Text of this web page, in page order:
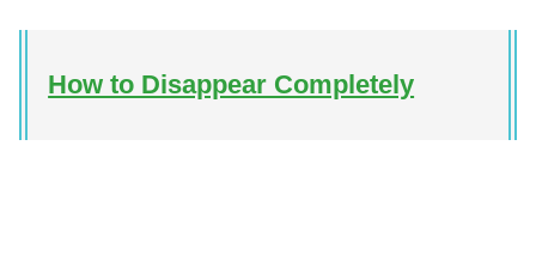
How to Disappear Completely